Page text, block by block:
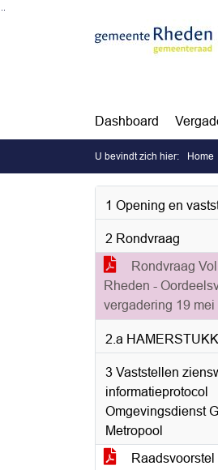
Dashboard
U bevindt zich hier: Home
1 Opening en
2 Rondvraag
Rondvraag
Rheden -
vergadering 19 mei
2.a
3 Vaststellen
informatieprotocol
Omgevingsdienst
Metropool